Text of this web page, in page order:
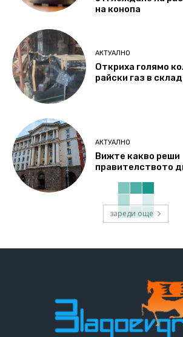
на конопа
АКТУАЛНО
Откриха голямо
райски газ в
АКТУАЛНО
Вижте какво реши
правителството
зареди още